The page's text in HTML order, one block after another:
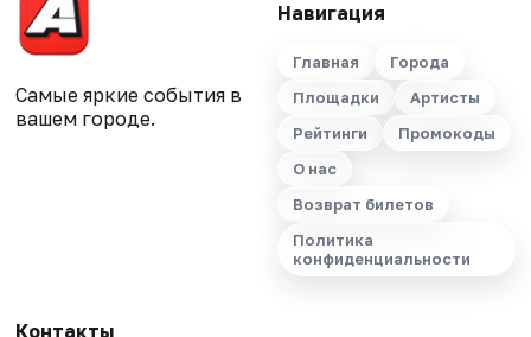
Самые яркие события в
вашем городе.
Навигация
Главная
Города
Площадки
Артисты
Рейтинги
Промокоды
О нас
Возврат билетов
Политика
конфиденциальности
Контакты